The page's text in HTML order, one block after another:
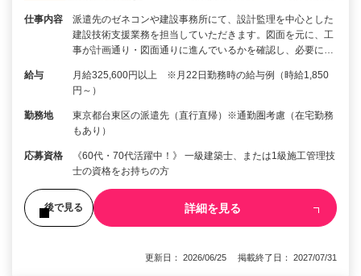
仕事内容
派遣先のゼネコンや建設事務所にて、設計監理を中心とした
建設技術支援業務を担当していただきます。図面を元に、工
事が計画通り・図面通りに進んでいるかを確認し、必要に…
給与
月給325,600円以上 ※月22日勤務時の給与例（時給1,850
円～）
勤務地
東京都台東区の派遣先（直行直帰）※通勤圏考慮（在宅勤務
もあり）
応募資格
《60代・70代活躍中！》 一級建築士、または1級施工管理技
士の資格をお持ちの方
後で見る 詳細を見る
更新日： 2026/06/25 掲載終了日： 2027/07/31